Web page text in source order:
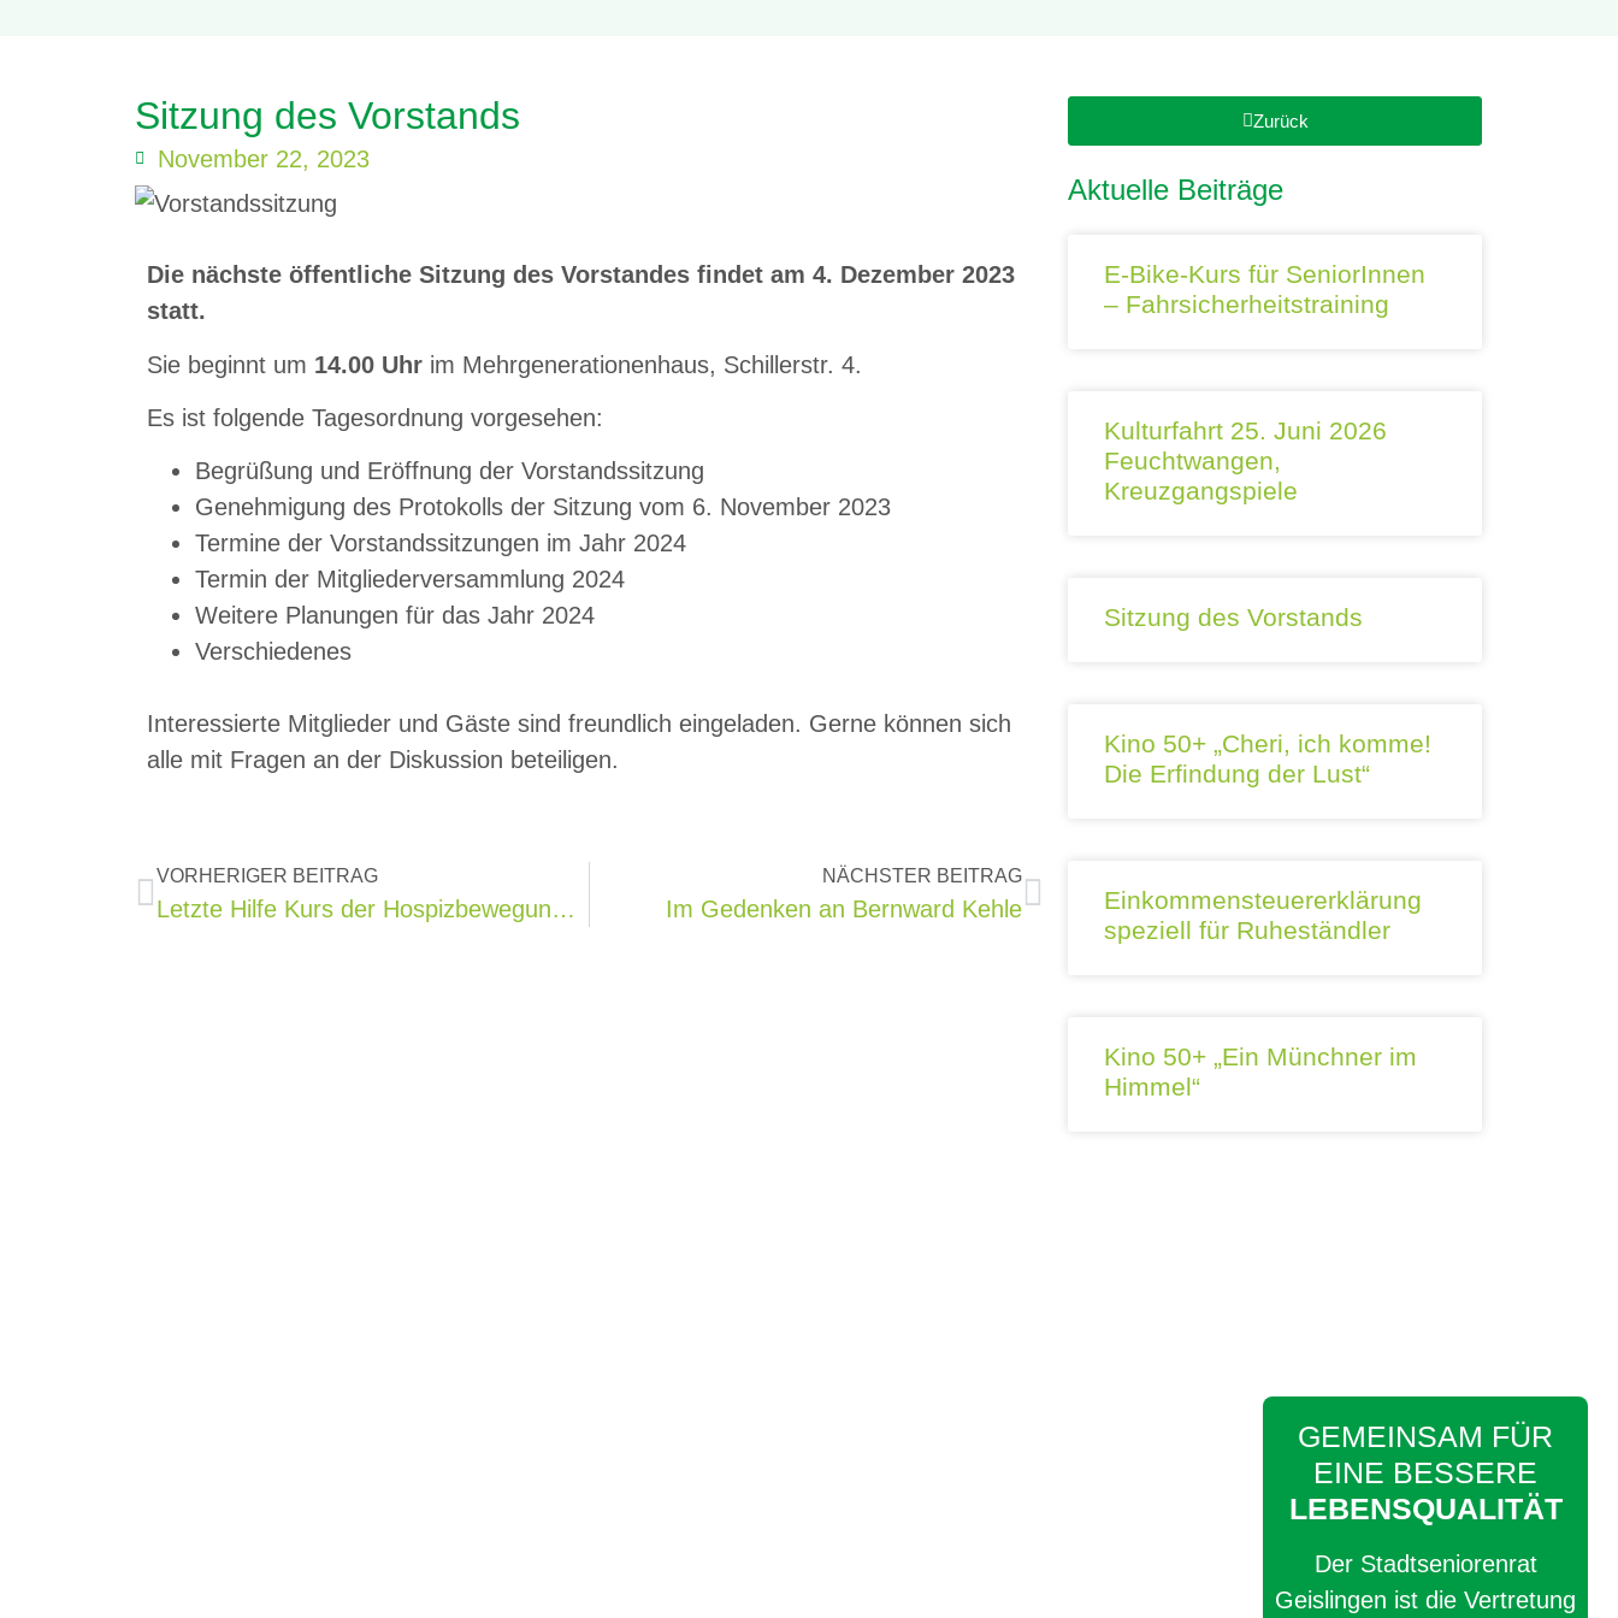
Sitzung des Vorstands
November 22, 2023
Die nächste öffentliche Sitzung des Vorstandes findet am 4. Dezember 2023
statt.
Sie beginnt um 14.00 Uhr im Mehrgenerationenhaus, Schillerstr. 4.
Es ist folgende Tagesordnung vorgesehen:
Begrüßung und Eröffnung der Vorstandssitzung
Genehmigung des Protokolls der Sitzung vom 6. November 2023
Termine der Vorstandssitzungen im Jahr 2024
Termin der Mitgliederversammlung 2024
Weitere Planungen für das Jahr 2024
Verschiedenes
Interessierte Mitglieder und Gäste sind freundlich eingeladen. Gerne können sich
alle mit Fragen an der Diskussion beteiligen.
VORHERIGER BEITRAG
Letzte Hilfe Kurs der Hospizbewegung Kreis Göppingen
NÄCHSTER BEITRAG
Im Gedenken an Bernward Kehle
Zurück
Aktuelle Beiträge
E-Bike-Kurs für SeniorInnen
– Fahrsicherheitstraining
Kulturfahrt 25. Juni 2026
Feuchtwangen,
Kreuzgangspiele
Sitzung des Vorstands
Kino 50+ „Cheri, ich komme!
Die Erfindung der Lust“
Einkommensteuererklärung
speziell für Ruheständler
Kino 50+ „Ein Münchner im
Himmel“
GEMEINSAM FÜR
EINE BESSERE
LEBENSQUALITÄT
Der Stadtseniorenrat
Geislingen ist die Vertretung